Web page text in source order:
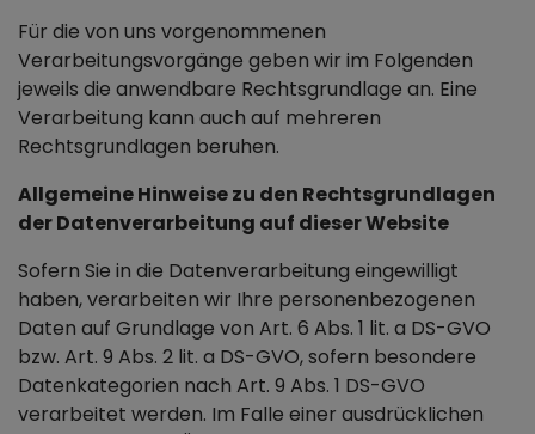
Für die von uns vorgenommenen
Verarbeitungsvorgänge geben wir im Folgenden
jeweils die anwendbare Rechtsgrundlage an. Eine
Verarbeitung kann auch auf mehreren
Rechtsgrundlagen beruhen.
Allgemeine Hinweise zu den Rechtsgrundlagen
der Datenverarbeitung auf dieser Website
Sofern Sie in die Datenverarbeitung eingewilligt
haben, verarbeiten wir Ihre personenbezogenen
Daten auf Grundlage von Art. 6 Abs. 1 lit. a DS-GVO
bzw. Art. 9 Abs. 2 lit. a DS-GVO, sofern besondere
Datenkategorien nach Art. 9 Abs. 1 DS-GVO
verarbeitet werden. Im Falle einer ausdrücklichen